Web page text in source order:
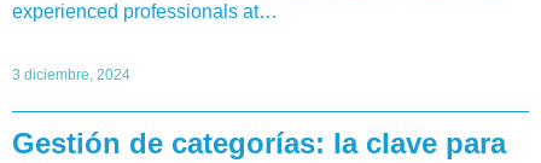
experienced professionals at…
3 diciembre, 2024
Gestión de categorías: la clave para